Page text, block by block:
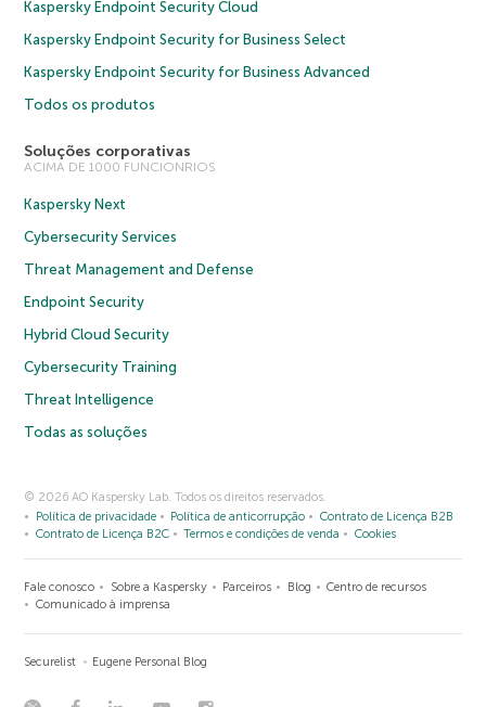
Kaspersky Endpoint Security Cloud
Kaspersky Endpoint Security for Business Select
Kaspersky Endpoint Security for Business Advanced
Todos os produtos
Soluções corporativas
ACIMA DE 1000 FUNCIONRIOS
Kaspersky Next
Cybersecurity Services
Threat Management and Defense
Endpoint Security
Hybrid Cloud Security
Cybersecurity Training
Threat Intelligence
Todas as soluções
© 2026 AO Kaspersky Lab. Todos os direitos reservados.
Política de privacidade
Política de anticorrupção
Contrato de Licença B2B
Contrato de Licença B2C
Termos e condições de venda Cookies
Fale conosco Sobre a Kaspersky Parceiros Blog
Centro de recursos
Comunicado à imprensa
Securelist Eugene Personal Blog